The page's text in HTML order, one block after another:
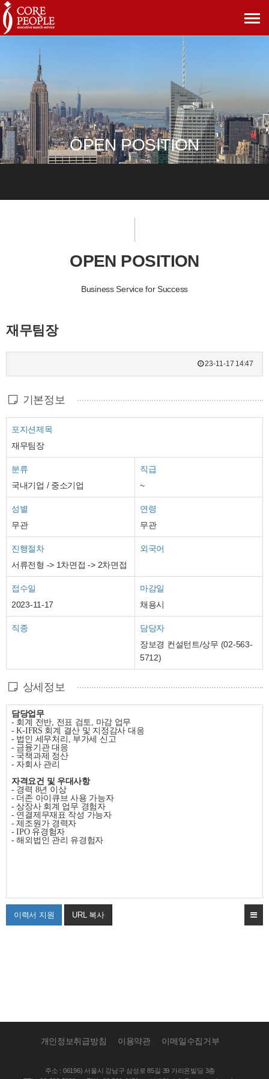
메
OPEN POSITION
OPEN POSITION
Business Service for Success
재무팀장
23-11-17 14:47
기본정보
포지션제목
재무팀장
분류
국내기업 / 중소기업
직급
~
성별
무관
연령
무관
진행절차
서류전형 -> 1차면접 -> 2차면접
외국어
접수일
2023-11-17
마감일
채용시
직종
담당자
장보경 컨설턴트/상무 (02-563-
5712)
상세정보
담당업무
- 회계 전반, 전표 검토, 마감 업무
- K-IFRS 회계 결산 및 지정감사 대응
- 법인 세무처리 , 부가세 신고
- 금융기관 대응
- 국책과제 정산
- 자회사 관리
자격요건 및 우대사항
- 경력 8년 이상
- 더존 아이큐브 사용 가능자
-상장사 회계 업무 경험자
- 연결제무재표 작성 가능자
-제조원가 경력자
- IPO 유경험자
-해외법인 관리 유경험자
이력서 지원 URL 복사
개인정보취급방침 이용약관 이메일수집거부
주소 : 06196) 서울시 강남구 삼성로 85길 39 가리온빌딩 3층